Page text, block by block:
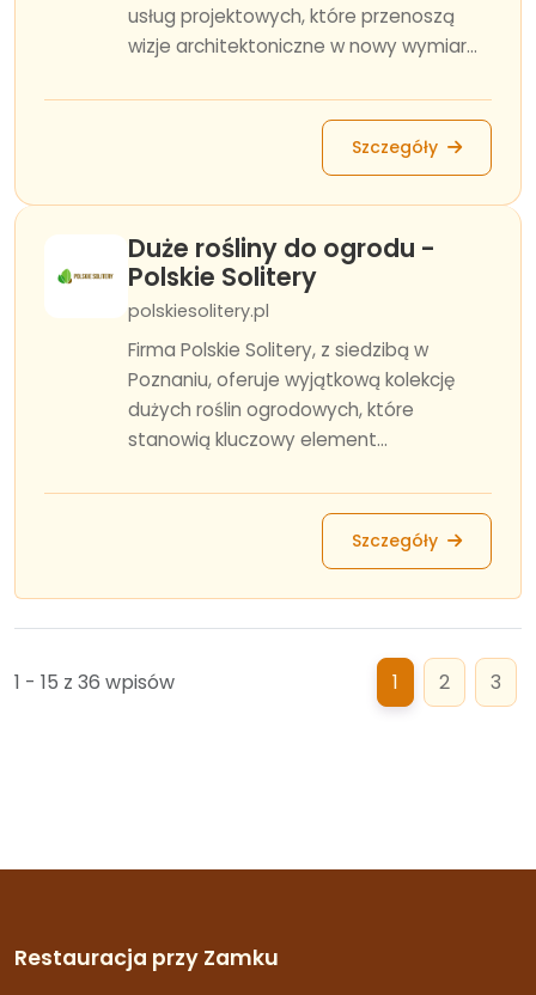
usług projektowych, które przenoszą
wizje architektoniczne w nowy wymiar...
Szczegóły
Duże rośliny do ogrodu -
Polskie Solitery
polskiesolitery.pl
Firma Polskie Solitery, z siedzibą w
Poznaniu, oferuje wyjątkową kolekcję
dużych roślin ogrodowych, które
stanowią kluczowy element...
Szczegóły
1 - 15 z 36 wpisów 1 2 3
Restauracja przy Zamku